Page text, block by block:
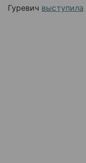
Гуревич выступила